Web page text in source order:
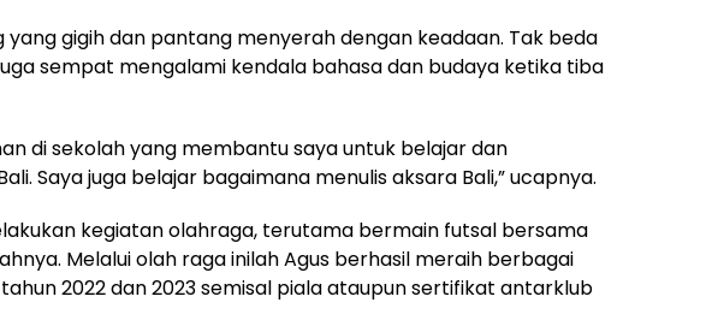
yang gigih dan pantang menyerah dengan keadaan. Tak beda
sempat mengalami kendala bahasa dan budaya ketika tiba
di sekolah yang membantu saya untuk belajar dan
Saya juga belajar bagaimana menulis aksara Bali,” ucapnya.
kegiatan olahraga, terutama bermain futsal bersama
Melalui olah raga inilah Agus berhasil meraih berbagai
2022 dan 2023 semisal piala ataupun sertifikat antarklub